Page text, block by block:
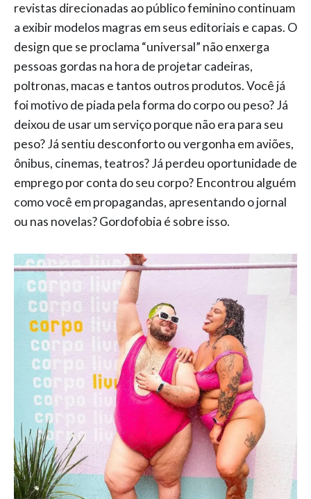
revistas direcionadas ao público feminino continuam
a exibir modelos magras em seus editoriais e capas. O
design que se proclama “universal” não enxerga
pessoas gordas na hora de projetar cadeiras,
poltronas, macas e tantos outros produtos. Você já
foi motivo de piada pela forma do corpo ou peso? Já
deixou de usar um serviço porque não era para seu
peso? Já sentiu desconforto ou vergonha em aviões,
ônibus, cinemas, teatros? Já perdeu oportunidade de
emprego por conta do seu corpo? Encontrou alguém
como você em propagandas, apresentando o jornal
ou nas novelas? Gordofobia é sobre isso.